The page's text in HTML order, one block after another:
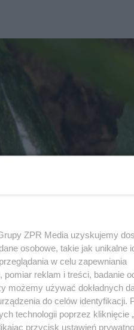
ZPR Media uzyskujemy
osobowe, takie jak unikalne
w celu zapewniania
reklam i treści, badanie
możemy używać dokładnych
do celów identyfikacji.
technologii poprzez kliknięcie
przycisk ustawień